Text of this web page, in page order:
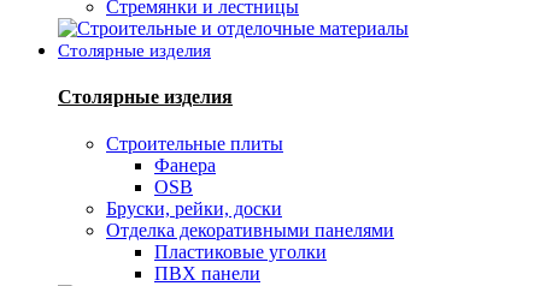
Стремянки и лестницы
Столярные изделия
Столярные изделия
Строительные плиты
Фанера
OSB
Бруски, рейки, доски
Отделка декоративными панелями
Пластиковые уголки
ПВХ панели